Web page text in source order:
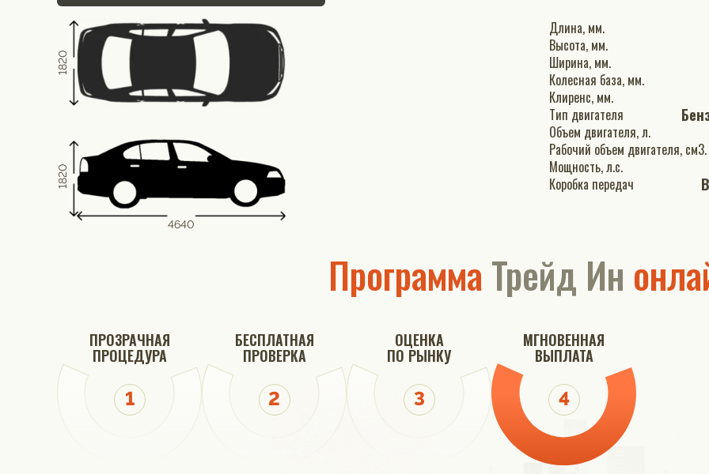
4640
1820
1820
Длина, мм.
Высота, мм.
Ширина, мм.
Колесная база, мм.
Клиренс, мм.
Тип двигателя
Объем двигателя, л.
Рабочий объем двигателя, см3.
Мощность, л.с.
Коробка передач
ПрограммаТрейд Ин
ПРОЗРАЧНАЯ
ПРОЦЕДУРА
БЕСПЛАТНАЯ
ПРОВЕРКА
ОЦЕНКА
ПО РЫНКУ
МГНОВЕННАЯ
ВЫПЛАТА